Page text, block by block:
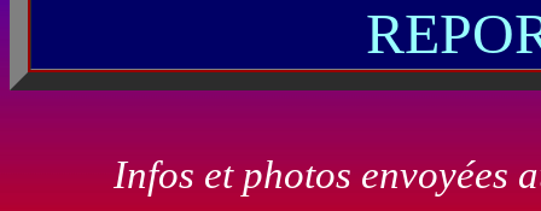
Infos et photos envoyées